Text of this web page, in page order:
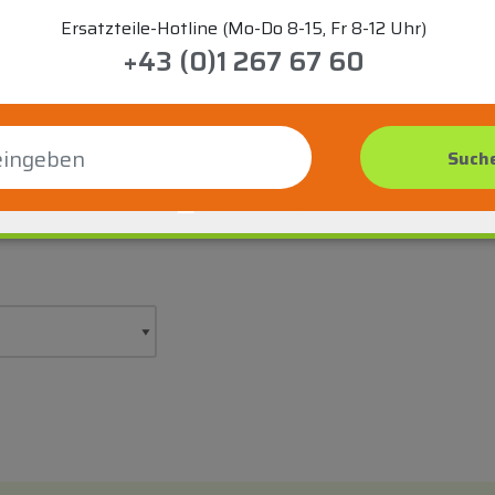
Ersatzteile-Hotline (Mo-Do 8-15, Fr 8-12 Uhr)
+43 (0)1 267 67 60